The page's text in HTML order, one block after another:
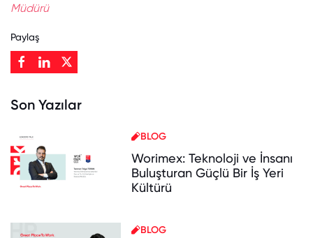
Müdürü
Paylaş
Son Yazılar
BLOG
Worimex: Teknoloji ve İnsanı
Buluşturan Güçlü Bir İş Yeri
Kültürü
BLOG